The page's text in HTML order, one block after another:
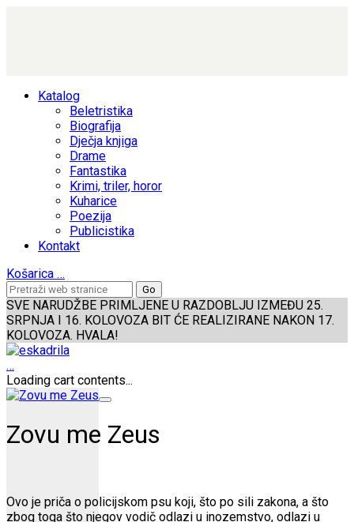
Katalog
Beletristika
Biografija
Dječja knjiga
Drame
Fantastika
Krimi, triler, horor
Kuharice
Poezija
Publicistika
Kontakt
Košarica …
SVE NARUDŽBE PRIMLJENE U RAZDOBLJU IZMEĐU 25.
SRPNJA I 16. KOLOVOZA BIT ĆE REALIZIRANE NAKON 17.
KOLOVOZA. HVALA!
…
Loading cart contents...
Zovu me Zeus
Ovo je priča o policijskom psu koji, što po sili zakona, a što
zbog toga što njegov vodič odlazi u inozemstvo, odlazi u